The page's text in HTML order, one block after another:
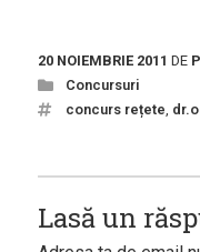
20 NOIEMBRIE 2011 DE
Concursuri
concurs rețete
Lasă un